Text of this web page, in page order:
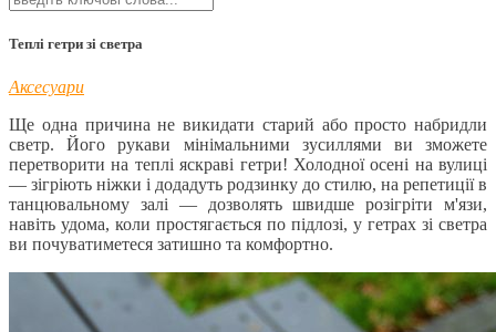
Теплі гетри зі светра
Аксесуари
Ще одна причина не викидати старий або просто набридли
светр. Його рукави мінімальними зусиллями ви зможете
перетворити на теплі яскраві гетри! Холодної осені на вулиці
— зігріють ніжки і додадуть родзинку до стилю, на репетиції в
танцювальному залі — дозволять швидше розігріти м'язи,
навіть удома, коли простягається по підлозі, у гетрах зі светра
ви почуватиметеся затишно та комфортно.